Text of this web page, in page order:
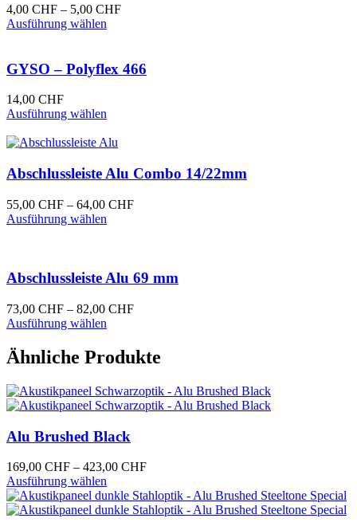
4,00 CHF – 5,00 CHFPreisspanne:
Ausführung wählen
mehrere
Varianten
Optionen
können
auf
der
Produktseite
werden
GYSO – Polyflex 466
14,00 CHF
Ausführung wählen
weist
Varianten
auf.
Die
Optionen
können
Produktseite
gewählt
Abschlussleiste Alu Combo 14/22mm
55,00 CHF – 64,00 CHFPreisspanne:
Ausführung wählen
Varianten
Die
können
auf
der
gewählt
werden
Abschlussleiste Alu 69 mm
73,00 CHF – 82,00 CHFPreisspanne:
82,00 CHF
Ausführung wählen
weist
mehrere
auf.
Die
können
der
gewählt
werden
Ähnliche Produkte
Alu Brushed Black
169,00 CHF – 423,00 CHFPreisspanne:
bis
423,00 CHF
Ausführung wählen
Produkt
weist